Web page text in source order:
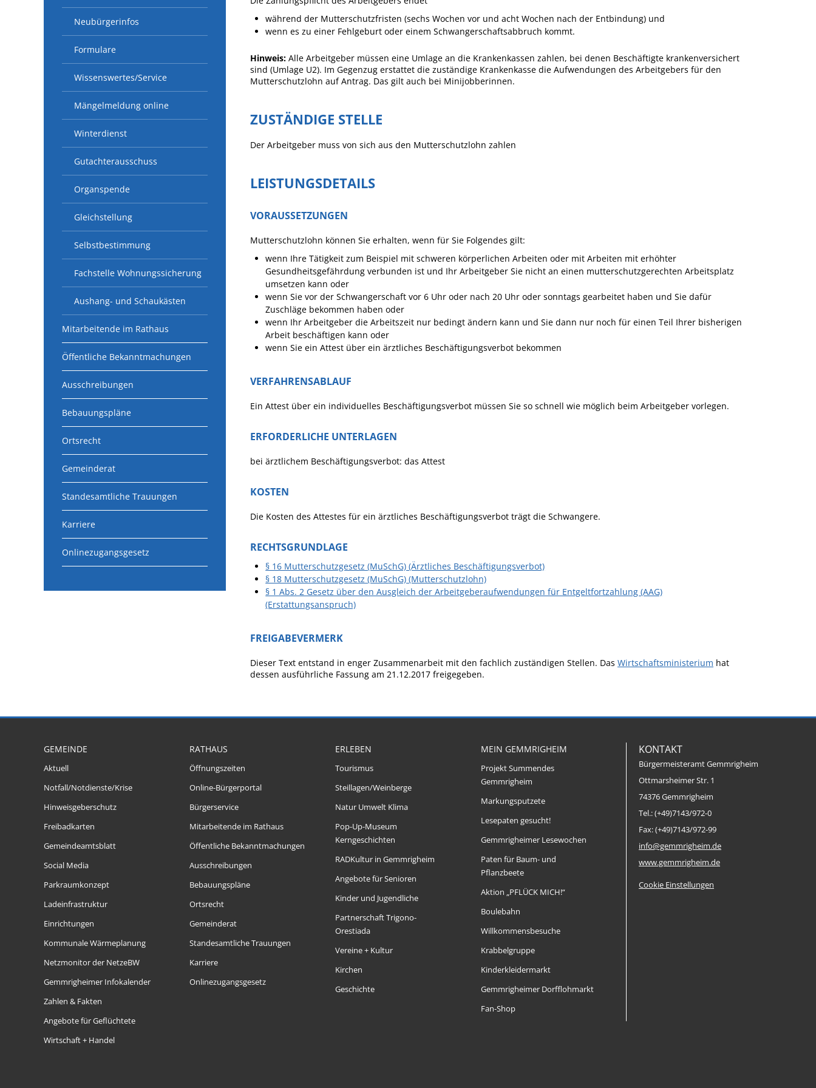
Friedhof
Kläranlage
Neubürgerinfos
Formulare
Wissenswertes/Service
Mängelmeldung online
Winterdienst
Gutachterausschuss
Organspende
Gleichstellung
Selbstbestimmung
Fachstelle Wohnungssicherung
Aushang- und Schaukästen
Mitarbeitende im Rathaus
Öffentliche Bekanntmachungen
Ausschreibungen
Bebauungspläne
Ortsrecht
Gemeinderat
Standesamtliche Trauungen
Karriere
Onlinezugangsgesetz
während der Mutterschutzfristen (sechs Wochen vor und acht Wochen nach der Entbindung) und
wenn es zu einer Fehlgeburt oder einem Schwangerschaftsabbruch kommt.
Hinweis: Alle Arbeitgeber müssen eine Umlage an die Krankenkassen zahlen, bei denen Beschäftigte krankenversichert
sind (Umlage U2). Im Gegenzug erstattet die zuständige Krankenkasse die Aufwendungen des Arbeitgebers für den
Mutterschutzlohn auf Antrag. Das gilt auch bei Minijobberinnen.
ZUSTÄNDIGE STELLE
Der Arbeitgeber muss von sich aus den Mutterschutzlohn zahlen
LEISTUNGSDETAILS
VORAUSSETZUNGEN
Mutterschutzlohn können Sie erhalten, wenn für Sie Folgendes gilt:
wenn Ihre Tätigkeit zum Beispiel mit schweren körperlichen Arbeiten oder mit Arbeiten mit erhöhter
Gesundheitsgefährdung verbunden ist und Ihr Arbeitgeber Sie nicht an einen mutterschutzgerechten Arbeitsplatz
umsetzen kann oder
wenn Sie vor der Schwangerschaft vor 6 Uhr oder nach 20 Uhr oder sonntags gearbeitet haben und Sie dafür
Zuschläge bekommen haben oder
wenn Ihr Arbeitgeber die Arbeitszeit nur bedingt ändern kann und Sie dann nur noch für einen Teil Ihrer bisherigen
Arbeit beschäftigen kann oder
wenn Sie ein Attest über ein ärztliches Beschäftigungsverbot bekommen
VERFAHRENSABLAUF
Ein Attest über ein individuelles Beschäftigungsverbot müssen Sie so schnell wie möglich beim Arbeitgeber vorlegen.
ERFORDERLICHE UNTERLAGEN
bei ärztlichem Beschäftigungsverbot: das Attest
KOSTEN
Die Kosten des Attestes für ein ärztliches Beschäftigungsverbot trägt die Schwangere.
RECHTSGRUNDLAGE
§ 16 Mutterschutzgesetz (MuSchG) (Ärztliches Beschäftigungsverbot)
§ 18 Mutterschutzgesetz (MuSchG) (Mutterschutzlohn)
§ 1 Abs. 2 Gesetz über den Ausgleich der Arbeitgeberaufwendungen für Entgeltfortzahlung (AAG)
(Erstattungsanspruch)
FREIGABEVERMERK
Dieser Text entstand in enger Zusammenarbeit mit den fachlich zuständigen Stellen. Das Wirtschaftsministerium hat
dessen ausführliche Fassung am 21.12.2017 freigegeben.
GEMEINDE
Aktuell
Notfall/Notdienste/Krise
Hinweisgeberschutz
Freibadkarten
Gemeindeamtsblatt
Social Media
Parkraumkonzept
Ladeinfrastruktur
Einrichtungen
Kommunale Wärmeplanung
Netzmonitor der NetzeBW
Gemmrigheimer Infokalender
Zahlen & Fakten
Angebote für Geflüchtete
Wirtschaft + Handel
RATHAUS
Öffnungszeiten
Online-Bürgerportal
Bürgerservice
Mitarbeitende im Rathaus
Öffentliche Bekanntmachungen
Ausschreibungen
Bebauungspläne
Ortsrecht
Gemeinderat
Standesamtliche Trauungen
Karriere
Onlinezugangsgesetz
ERLEBEN
Tourismus
Steillagen/Weinberge
Natur Umwelt Klima
Pop-Up-Museum
Kerngeschichten
RADKultur in Gemmrigheim
Angebote für Senioren
Kinder und Jugendliche
Partnerschaft Trigono-
Orestiada
Vereine + Kultur
Kirchen
Geschichte
MEIN GEMMRIGHEIM
Projekt Summendes
Gemmrigheim
Markungsputzete
Lesepaten gesucht!
Gemmrigheimer Lesewochen
Paten für Baum- und
Pflanzbeete
Aktion „PFLÜCK MICH!“
Boulebahn
Willkommensbesuche
Krabbelgruppe
Kinderkleidermarkt
Gemmrigheimer Dorfflohmarkt
Fan-Shop
KONTAKT
Bürgermeisteramt Gemmrigheim
Ottmarsheimer Str. 1
74376 Gemmrigheim
Tel.: (+49)7143/972-0
Fax: (+49)7143/972-99
info@gemmrigheim.de
www.gemmrigheim.de
Cookie Einstellungen